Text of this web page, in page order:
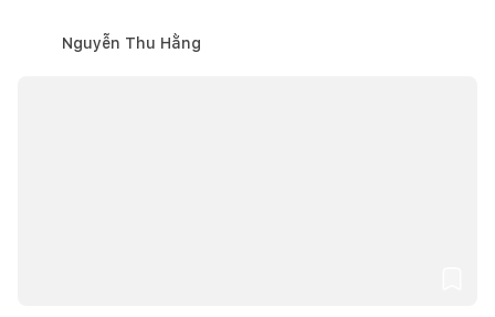
Nguyễn Thu Hằng